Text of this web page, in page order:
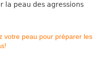
la peau des agressions